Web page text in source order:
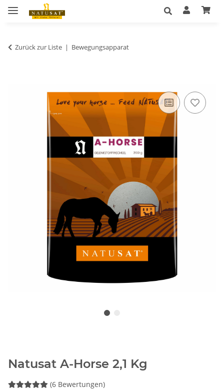
Zurück zur Liste Bewegungsapparat
Natusat A-Horse 2,1 Kg
(6 Bewertungen)